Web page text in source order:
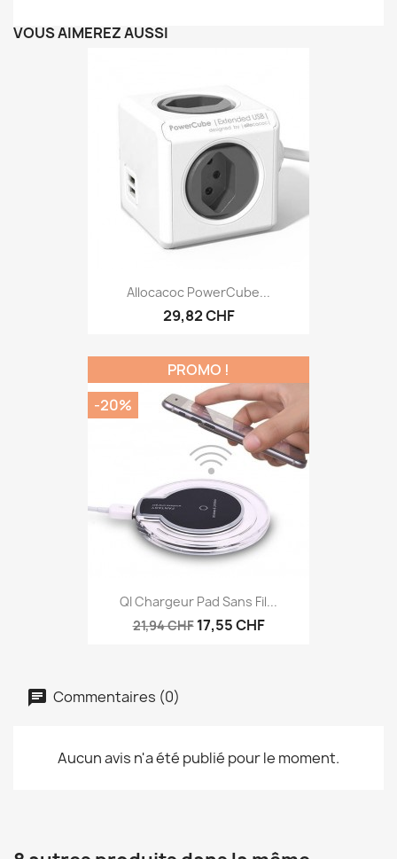
VOUS AIMEREZ AUSSI
Allocacoc PowerCube...
29,82 CHF
QI Chargeur Pad Sans Fil...
21,94 CHF 17,55 CHF
PROMO !
-20%
Commentaires (0)
Aucun avis n'a été publié pour le moment.